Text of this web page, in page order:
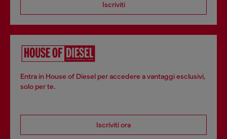
Iscriviti
Entra in House of Diesel per accedere a vantaggi esclusivi,
solo per te.
Iscriviti ora